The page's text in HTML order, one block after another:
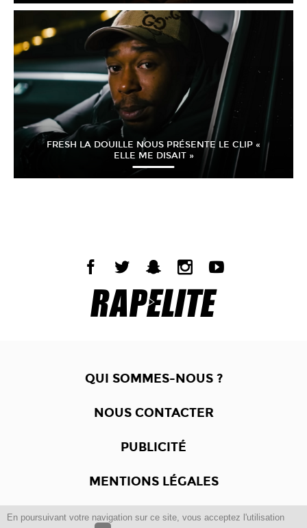
En poursuivant votre navigation sur ce site, vous acceptez l'utilisation
FRESH LA DOUILLE NOUS PRÉSENTE LE CLIP «
ELLE ME DISAIT »
QUI SOMMES-NOUS ?
NOUS CONTACTER
PUBLICITÉ
MENTIONS LÉGALES
Copyright © 2012 -2017Dewalgo- Tous droits réservés.